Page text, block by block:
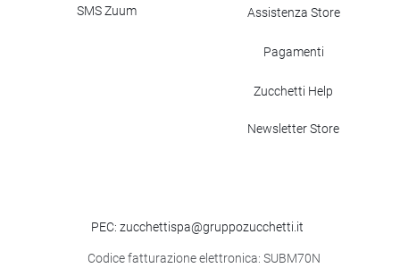
SMS Zuum Assistenza Store
Pagamenti
Zucchetti Help
Newsletter Store
PEC: zucchettispa@gruppozucchetti.it
Codice fatturazione elettronica: SUBM70N